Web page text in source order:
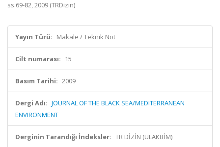
ss.69-82, 2009 (TRDizin)
Yayın Türü: Makale / Teknik Not
Cilt numarası: 15
Basım Tarihi: 2009
Dergi Adı: JOURNAL OF THE BLACK SEA/MEDITERRANEAN
ENVIRONMENT
Derginin Tarandığı İndeksler: TR DİZİN (ULAKBİM)